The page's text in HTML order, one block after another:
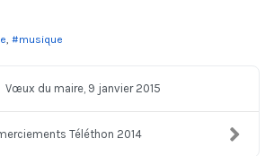
musique
Vœux du maire, 9 janvier 2015
Téléthon 2014